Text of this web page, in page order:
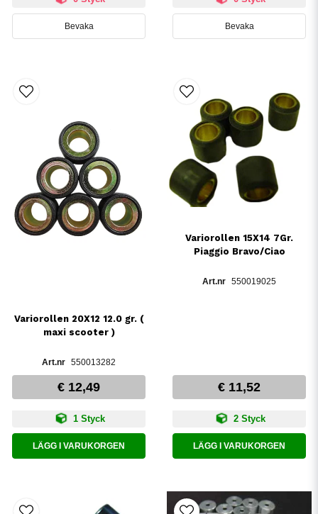
Bevaka Bevaka
Variorollen 20X12 12.0 gr. (
maxi scooter )
550013282
€ 12,49
1 Styck
LÄGG I VARUKORGEN
Variorollen 15X14 7Gr.
Piaggio Bravo/Ciao
550019025
€ 11,52
2 Styck
LÄGG I VARUKORGEN